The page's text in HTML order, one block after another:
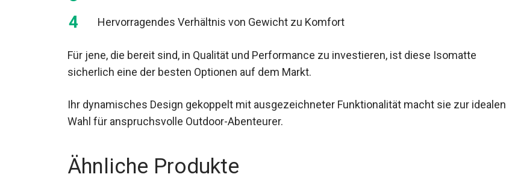
Hervorragendes Verhältnis von Gewicht zu Komfort
Für jene, die bereit sind, in Qualität und Performance zu investieren, ist diese Isomatte
sicherlich eine der besten Optionen auf dem Markt.
Ihr dynamisches Design gekoppelt mit ausgezeichneter Funktionalität macht sie zur idealen
Wahl für anspruchsvolle Outdoor-Abenteurer.
Ähnliche Produkte